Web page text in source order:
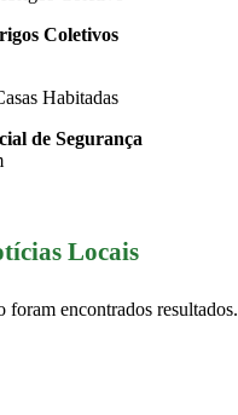
Coletivos
de Segurança
Locais
foram encontrados resultados.